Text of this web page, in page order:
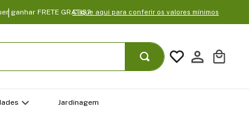
ganhar FRETE GRATIS?Clique aqui para conferir os valores mínimos
Jardinagem